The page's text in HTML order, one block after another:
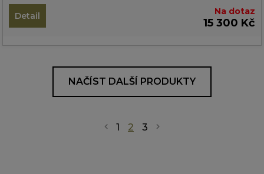
Detail Na dotaz
15 300 Kč
NAČÍST DALŠÍ PRODUKTY
1 2 3